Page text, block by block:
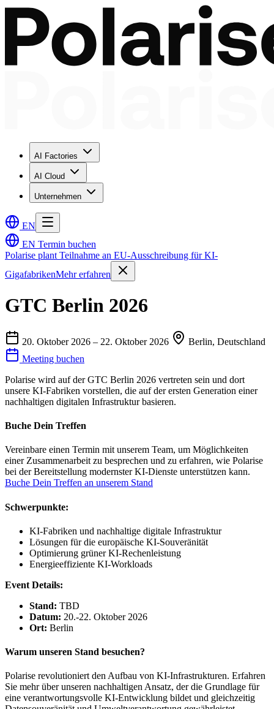
AI Factories
AI Cloud
Unternehmen
EN
EN Termin buchen
Polarise plant Teilnahme an EU-Ausschreibung für KI-
GigafabrikenMehr erfahren
GTC Berlin 2026
20. Oktober 2026 – 22. Oktober 2026
Berlin, Deutschland
Meeting buchen
Polarise wird auf der GTC Berlin 2026 vertreten sein und dort
unsere KI-Fabriken vorstellen, die auf der ersten Generation einer
nachhaltigen digitalen Infrastruktur basieren.
Buche Dein Treffen
Vereinbare einen Termin mit unserem Team, um Möglichkeiten
einer Zusammenarbeit zu besprechen und zu erfahren, wie Polarise
bei der Bereitstellung modernster KI-Dienste unterstützen kann.
Buche Dein Treffen an unserem Stand
Schwerpunkte:
KI-Fabriken und nachhaltige digitale Infrastruktur
Lösungen für die europäische KI-Souveränität
Optimierung grüner KI-Rechenleistung
Energieeffiziente KI-Workloads
Event Details:
Stand: TBD
Datum: 20.-22. Oktober 2026
Ort: Berlin
Warum unseren Stand besuchen?
Polarise revolutioniert den Aufbau von KI-Infrastrukturen. Erfahren
Sie mehr über unseren nachhaltigen Ansatz, der die Grundlage für
eine verantwortungsvolle KI-Entwicklung bildet und gleichzeitig